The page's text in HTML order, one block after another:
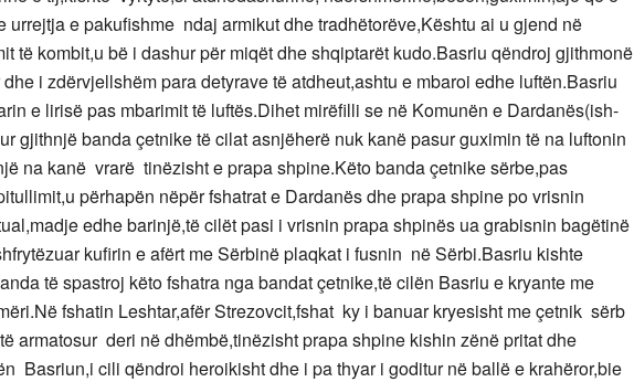
urrejtja e pakufishme ndaj armikut dhe tradhëtorëve,Kështu ai u gjend në
të kombit,u bë i dashur për miqët dhe shqiptarët kudo.Basriu qëndroj gjithmonë
i zdërvjellshëm para detyrave të atdheut,ashtu e mbaroi edhe luftën.Basriu
e lirisë pas mbarimit të luftës.Dihet mirëfilli se në Komunën e Dardanës(ish-
gjithnjë banda çetnike të cilat asnjëherë nuk kanë pasur guximin të na luftonin
na kanë vrarë tinëzisht e prapa shpine.Këto banda çetnike sërbe,pas
përhapën nëpër fshatrat e Dardanës dhe prapa shpine po vrisnin
edhe barinjë,të cilët pasi i vrisnin prapa shpinës ua grabisnin bagëtinë
kufirin e afërt me Sërbinë plaqkat i fusnin në Sërbi.Basriu kishte
të spastroj këto fshatra nga bandat çetnike,të cilën Basriu e kryante me
fshatin Leshtar,afër Strezovcit,fshat ky i banuar kryesisht me çetnik sërb
armatosur deri në dhëmbë,tinëzisht prapa shpine kishin zënë pritat dhe
Basriun,i cili qëndroi heroikisht dhe i pa thyar i goditur në ballë e krahëror,bie